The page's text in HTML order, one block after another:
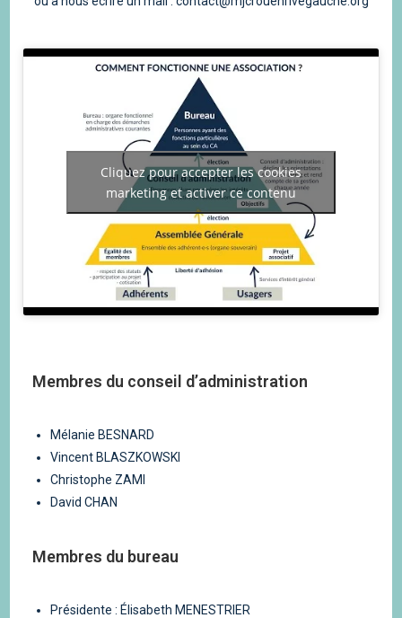
Cliquez pour accepter les cookies
marketing et activer ce contenu
Membres du conseil d’administration
Mélanie BESNARD
Vincent BLASZKOWSKI
Christophe ZAMI
David CHAN
Membres du bureau
Présidente : Élisabeth MENESTRIER